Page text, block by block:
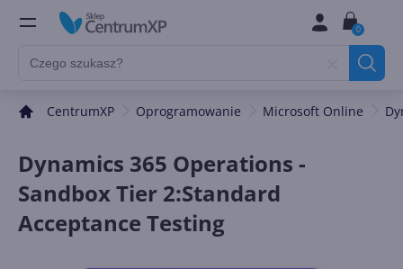
0
CentrumXP Oprogramowanie Microsoft Online
Dynamics 365 Operations -
Sandbox Tier 2:Standard
Acceptance Testing